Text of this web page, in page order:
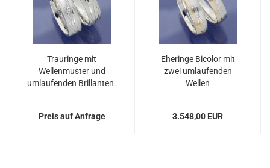
Trauringe mit
Wellenmuster und
umlaufenden Brillanten.
Preis auf Anfrage
Eheringe Bicolor mit
zwei umlaufenden
Wellen
3.548,00 EUR